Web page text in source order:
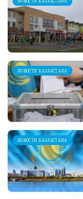
НОВОСТИ КАЗАХСТАНА
НОВОСТИ КАЗАХСТАНА